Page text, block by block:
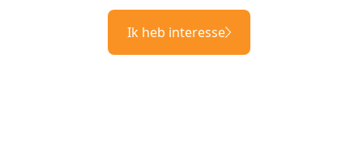
Ik heb interesse